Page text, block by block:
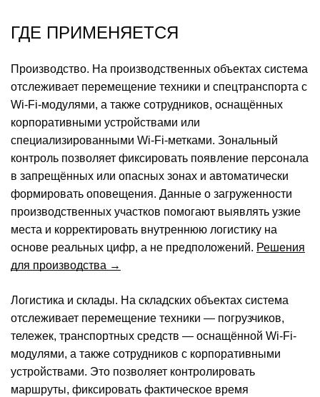
ГДЕ ПРИМЕНЯЕТСЯ
Производство. На производственных объектах система
отслеживает перемещение техники и спецтранспорта с
Wi-Fi-модулями, а также сотрудников, оснащённых
корпоративными устройствами или
специализированными Wi-Fi-метками. Зональный
контроль позволяет фиксировать появление персонала
в запрещённых или опасных зонах и автоматически
формировать оповещения. Данные о загруженности
производственных участков помогают выявлять узкие
места и корректировать внутреннюю логистику на
основе реальных цифр, а не предположений. Решения
для производства →
Логистика и склады. На складских объектах система
отслеживает перемещение техники — погрузчиков,
тележек, транспортных средств — оснащённой Wi-Fi-
модулями, а также сотрудников с корпоративными
устройствами. Это позволяет контролировать
маршруты, фиксировать фактическое время